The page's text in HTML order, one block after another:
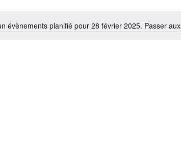
Notice
évènements planifié pour 28 février 2025. Passer aux